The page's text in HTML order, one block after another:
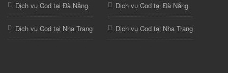
Dịch vụ Cod tại Đà Nẵng
Dịch vụ Cod tại Nha Trang
Dịch vụ Cod tại Đà Nẵng
Dịch vụ Cod tại Nha Trang